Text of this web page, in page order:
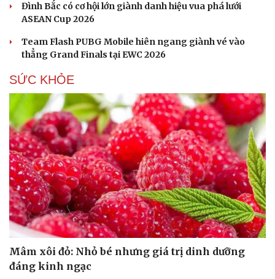
Đình Bắc có cơ hội lớn giành danh hiệu vua phá lưới
ASEAN Cup 2026
Team Flash PUBG Mobile hiên ngang giành vé vào
thẳng Grand Finals tại EWC 2026
SỨC KHỎE
Mâm xôi đỏ: Nhỏ bé nhưng giá trị dinh dưỡng
đáng kinh ngạc